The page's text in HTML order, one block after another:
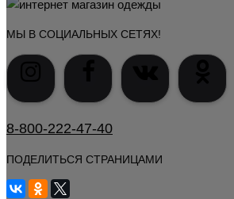
МЫ В СОЦИАЛЬНЫХ СЕТЯХ!
8-800-222-47-40
ПОДЕЛИТЬСЯ СТРАНИЦАМИ